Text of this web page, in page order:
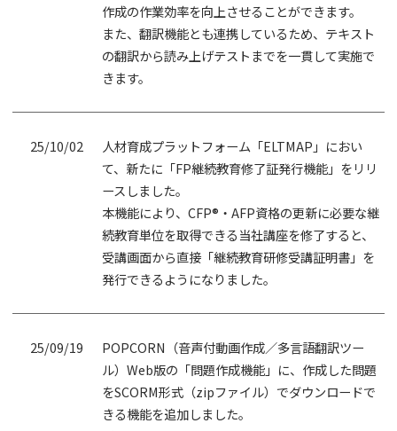
作成の作業効率を向上させることができます。
また、翻訳機能とも連携しているため、テキスト
の翻訳から読み上げテストまでを一貫して実施で
きます。
25/10/02
人材育成プラットフォーム「ELTMAP」におい
て、新たに「FP継続教育修了証発行機能」をリリ
ースしました。
本機能により、CFP®・AFP資格の更新に必要な継
続教育単位を取得できる当社講座を修了すると、
受講画面から直接「継続教育研修受講証明書」を
発行できるようになりました。
25/09/19
POPCORN（音声付動画作成／多言語翻訳ツー
ル）Web版の「問題作成機能」に、作成した問題
をSCORM形式（zipファイル）でダウンロードで
きる機能を追加しました。